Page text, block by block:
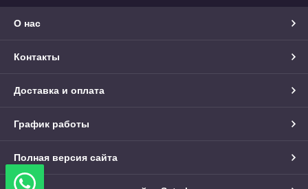
О нас
Контакты
Доставка и оплата
График работы
Полная версия сайта